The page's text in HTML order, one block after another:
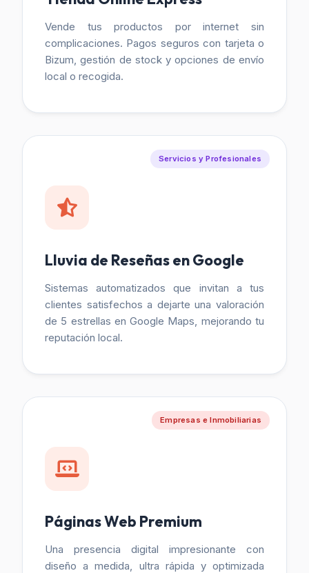
Vende tus productos por internet sin
complicaciones. Pagos seguros con tarjeta o
Bizum, gestión de stock y opciones de envío
local o recogida.
Servicios y Profesionales
Lluvia de Reseñas en Google
Sistemas automatizados que invitan a tus
clientes satisfechos a dejarte una valoración
de 5 estrellas en Google Maps, mejorando tu
reputación local.
Empresas e Inmobiliarias
Páginas Web Premium
Una presencia digital impresionante con
diseño a medida, ultra rápida y optimizada